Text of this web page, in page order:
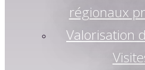
régionaux
Valorisation